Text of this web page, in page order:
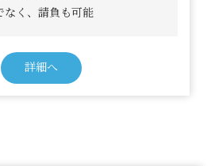
なく、請負も可能
詳細へ